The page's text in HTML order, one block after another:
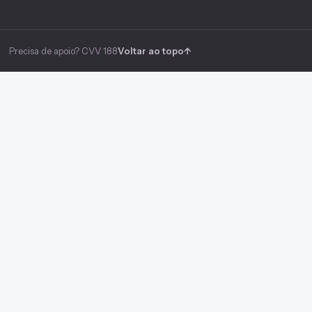
Precisa de apoio? CVV 188Voltar ao topo↑